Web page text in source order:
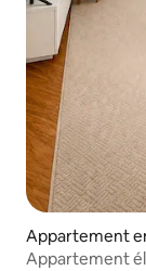
Appartement
Appartement